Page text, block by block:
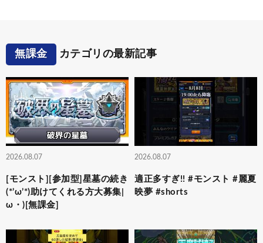
無課金 カテゴリの最新記事
2026.08.07
[モンスト][参加型]星墓の続き
(*’ω’*)助けてくれる方大募集|
ω・)[無課金]
2026.08.07
適正多すぎ!! #モンスト #麗夏
映夢 #shorts